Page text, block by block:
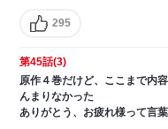
295
第45話(3)
原作４巻だけど、ここまで内
んまりなかった
ありがとう、お疲れ様って言